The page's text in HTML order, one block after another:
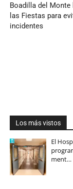
Boadilla del Monte
las Fiestas para
incidentes
Los más vistos
El
ment…